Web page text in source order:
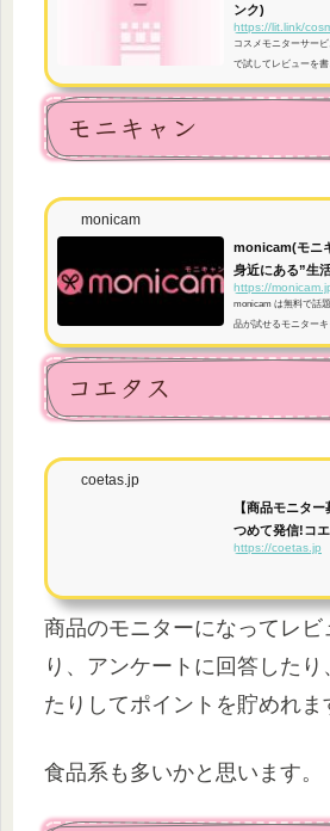
ンク)
https://lit.link/
コスメモニターサー
で試してレビューを書
商品、HPなど、いま
ア
モニキャン
monicam
monicam(モニ
身近にある”生
https://
monicam は無料で話
品が試せるモニターキ
録はとても簡単♪今す
を当てよう！
コエタス
coetas.jp
【商品モニタ
つめて発信!コ
https://coetas.jp
商品のモニターになってレビ
り、アンケートに回答したり
たりしてポイントを貯めれま
食品系も多いかと思います。